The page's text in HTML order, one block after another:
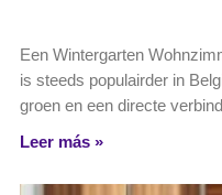
Een Wintergarten
is steeds populairder in
groen en een directe
Leer más »